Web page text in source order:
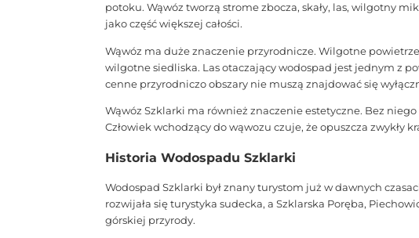
potoku. Wąwóz tworzą strome zbocza, skały, las, wilgotny
jako część większej całości.
Wąwóz ma duże znaczenie przyrodnicze. Wilgotne
wilgotne siedliska. Las otaczający wodospad jest jednym z
cenne przyrodniczo obszary nie muszą znajdować się
Wąwóz Szklarki ma również znaczenie estetyczne. Bez
Człowiek wchodzący do wąwozu czuje, że opuszcza
Historia Wodospadu Szklarki
Wodospad Szklarki był znany turystom już w dawnych
rozwijała się turystyka sudecka, a Szklarska Poręba,
górskiej przyrody.